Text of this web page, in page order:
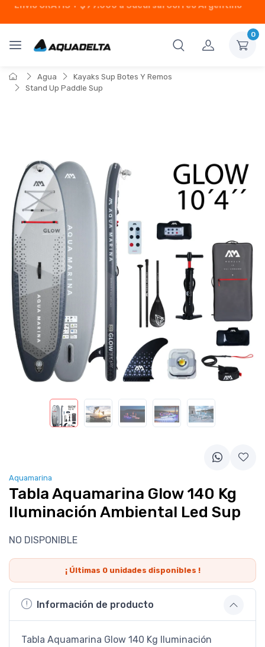
0
Agua
Kayaks Sup Botes Y Remos
Stand Up Paddle Sup
Aquamarina
Tabla Aquamarina Glow 140 Kg
Iluminación Ambiental Led Sup
NO DISPONIBLE
¡ Últimas 0unidades disponibles !
Información de producto
Tabla Aquamarina Glow 140 Kg Iluminación